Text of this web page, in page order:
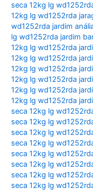
seca 12kg lg
12kg lg wd1252rda
wd1252rda jardim
lg wd1252rda jardim
12kg lg wd1252rda
12kg lg wd1252rda
12kg lg wd1252rda
12kg lg wd1252rda
12kg lg wd1252rda
12kg lg wd1252rda
seca 12kg lg
seca 12kg lg
seca 12kg lg
seca 12kg lg
seca 12kg lg
seca 12kg lg
seca 12kg lg
seca 12kg lg